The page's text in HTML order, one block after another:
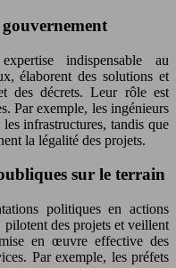
indispensable au
élaborent des solutions et
des décrets. Leur rôle est
Par exemple, les ingénieurs
infrastructures, tandis que
la légalité des projets.
sur le terrain
politiques en actions
pilotent des projets et veillent
en œuvre effective des
Par exemple, les préfets